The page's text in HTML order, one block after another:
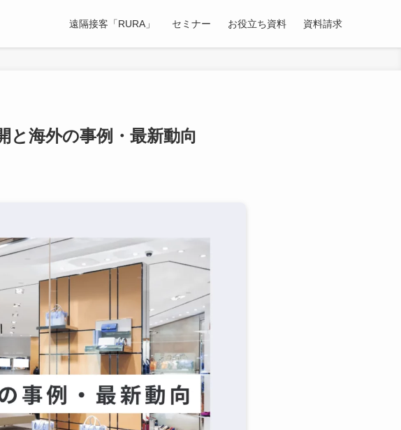
遠隔接客「RURA」 セミナー お役立ち資料 資料請求
海外の事例・最新動向